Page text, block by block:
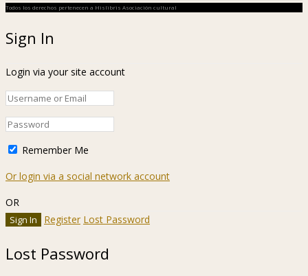
Todos los derechos pertenecen a Hislibris Asociación cultural
Sign In
Login via your site account
Remember Me
Or login via a social network account
OR
Register Lost Password
Lost Password